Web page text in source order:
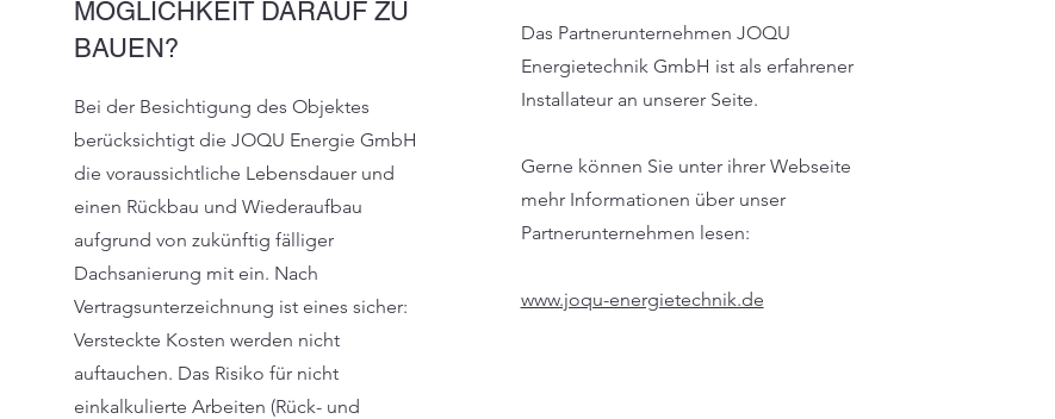
MÖGLICHKEIT DARAUF ZU
BAUEN?
Bei der Besichtigung des Objektes
berücksichtigt die JOQU Energie GmbH
die voraussichtliche Lebensdauer und
einen Rückbau und Wiederaufbau
aufgrund von zukünftig fälliger
Dachsanierung mit ein. Nach
Vertragsunterzeichnung ist eines sicher:
Versteckte Kosten werden nicht
auftauchen. Das Risiko für nicht
einkalkulierte Arbeiten (Rück- und
Das Partnerunternehmen JOQU
Energietechnik GmbH ist als erfahrener
Installateur an unserer Seite.
Gerne können Sie unter ihrer Webseite
mehr Informationen über unser
Partnerunternehmen lesen:
www.joqu-energietechnik.de